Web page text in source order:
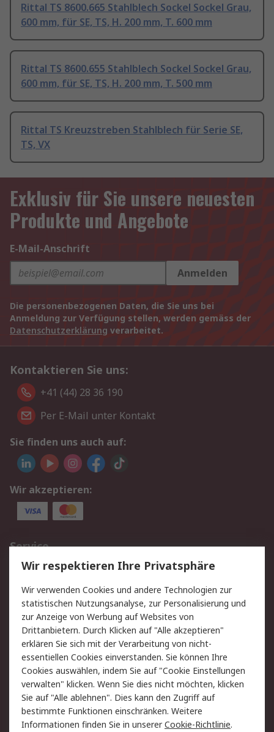
Rittal TS 8600.665 Stahlblech Sockel Sockel Grau,
600 mm, für SE, TS, H. 200 mm, T. 600 mm
Rittal TS 8600.655 Stahlblech Sockel Sockel Grau,
600 mm, für SE, TS, H. 200 mm, T. 500 mm
Rittal TS Kreuzstreben Stahlblech für Serie SE,
TS, VX
Exklusiv für Sie unsere neuesten
Produkte und Angebote
E-Mail-Anschrift
Anmelden
Die personenbezogenen Daten, die Sie uns bei
Anmeldung zur Verfügung stellen, werden gemäss der
Datenschutzerklärung verarbeitet.
Kontaktieren Sie uns:
+41 (44) 28 36 190
Per E-Mail unter Kontakt
Sie finden uns auch auf:
Wir akzeptieren:
Service
Value Added Services
Lieferlösungen
Rücksendungen
Kontakt
Hilfe
Rechtliches
AGB
Datenschutz
Cookie-Richtlinie
Zahlungsbedingungen
Copyright/Impressum
Über RS
Wir respektieren Ihre Privatsphäre
Wir verwenden Cookies und andere Technologien zur
statistischen Nutzungsanalyse, zur Personalisierung und
zur Anzeige von Werbung auf Websites von
Drittanbietern. Durch Klicken auf "Alle akzeptieren"
erklären Sie sich mit der Verarbeitung von nicht-
essentiellen Cookies einverstanden. Sie können Ihre
Cookies auswählen, indem Sie auf "Cookie Einstellungen
verwalten" klicken. Wenn Sie dies nicht möchten, klicken
Sie auf "Alle ablehnen". Dies kann den Zugriff auf
bestimmte Funktionen einschränken. Weitere
Informationen finden Sie in unsererCookie-Richtlinie.